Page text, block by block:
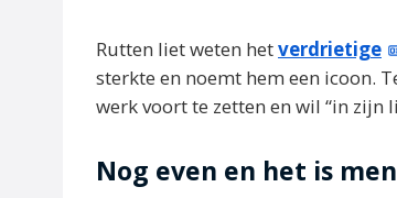
Rutten liet weten hetverdrietige
sterkte en noemt hem een icoon.
werk voort te zetten en wil “in zijn
Nog even en het is